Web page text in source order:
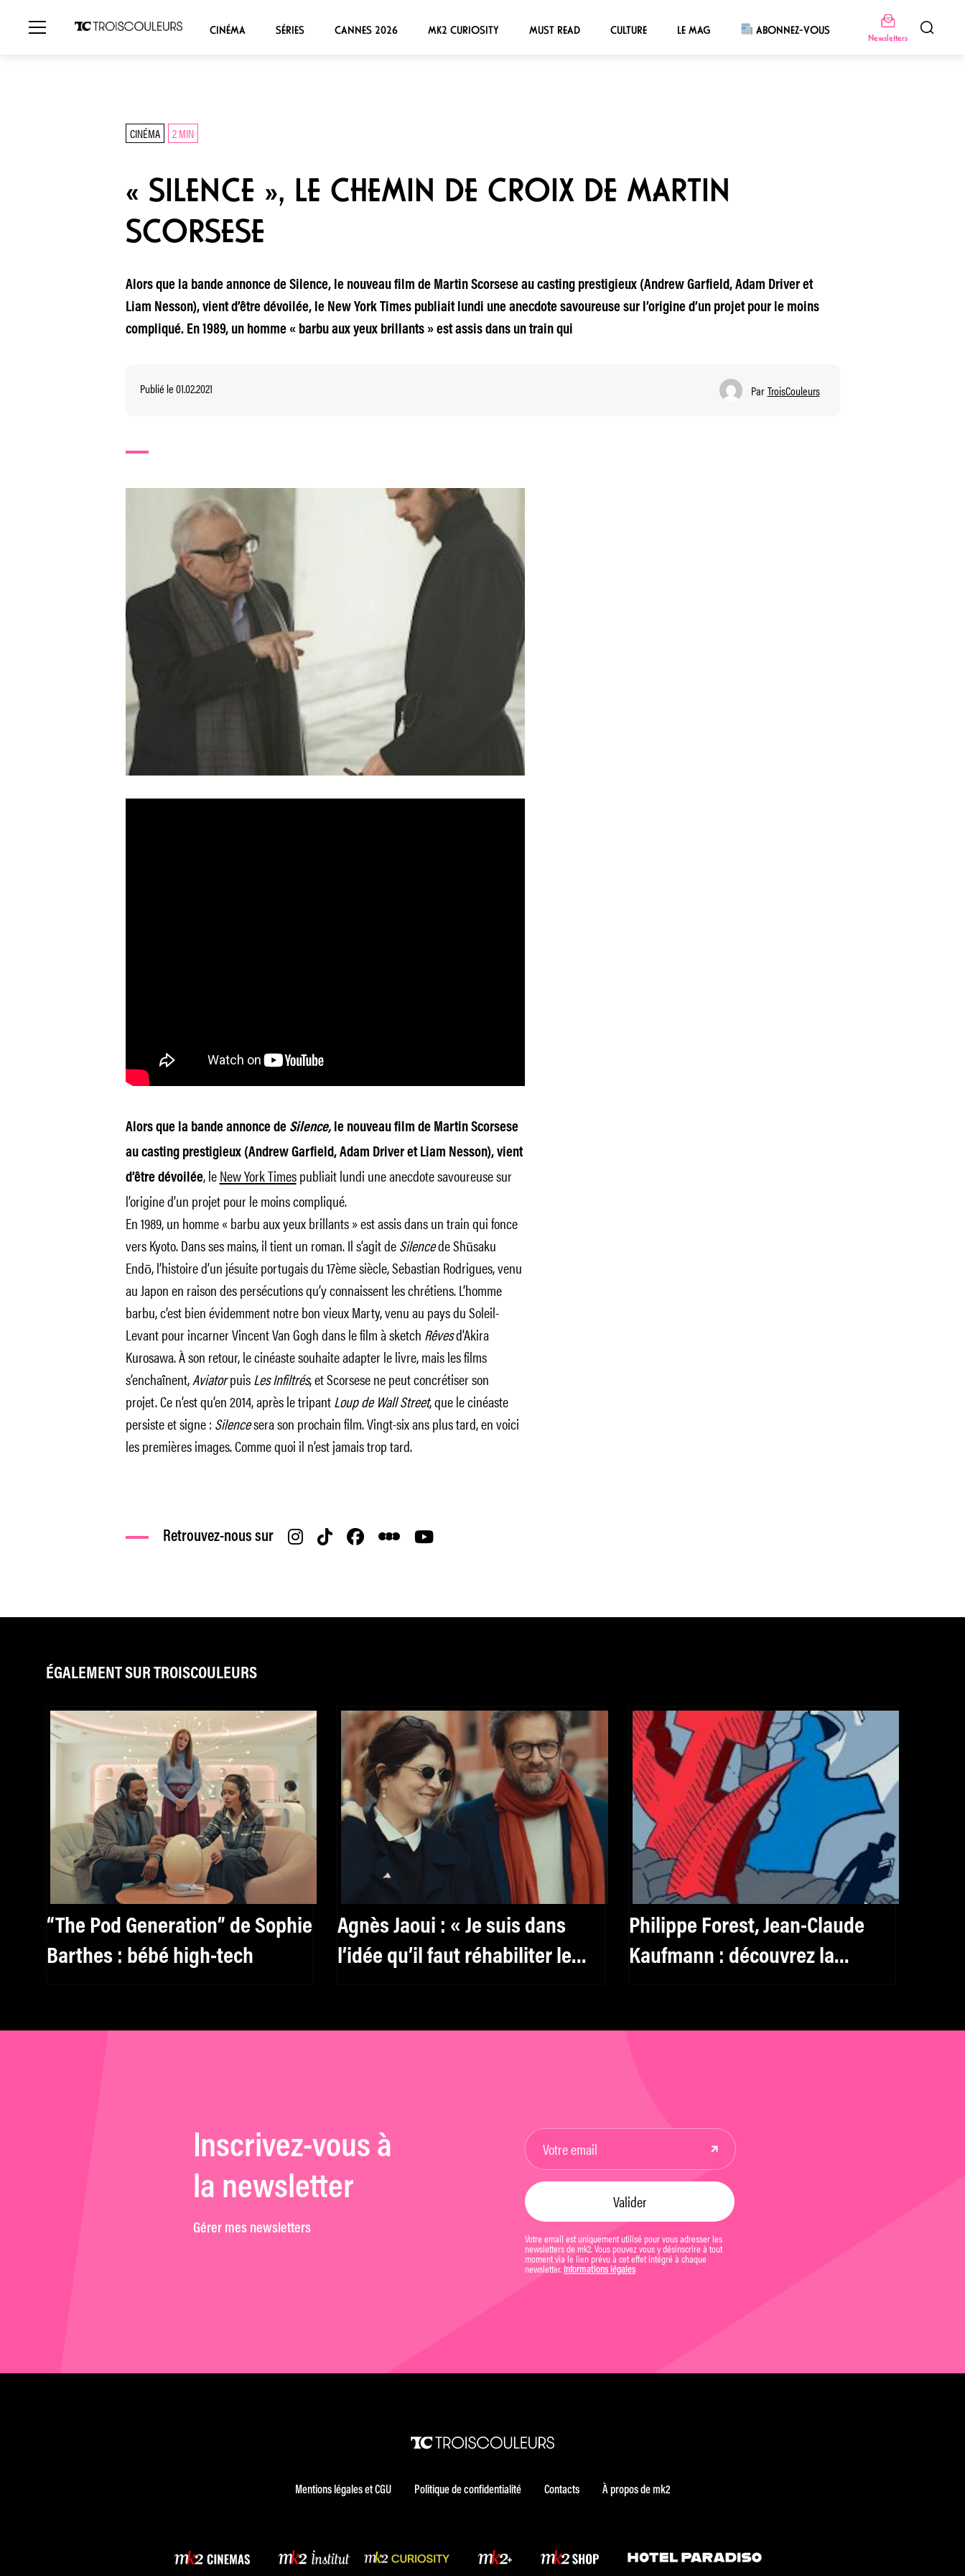
CINÉMA SÉRIES CANNES 2026 MK2 CURIOSITY MUST READ CULTURE LE MAG ABONNEZ-VOUS
Newsletters
CINÉMA 2 MIN
« SILENCE », LE CHEMIN DE CROIX DE MARTIN
SCORSESE
Alors que la bande annonce de Silence, le nouveau film de Martin Scorsese au casting prestigieux (Andrew Garfield, Adam Driver et
Liam Nesson), vient d’être dévoilée, le New York Times publiait lundi une anecdote savoureuse sur l’origine d’un projet pour le moins
compliqué. En 1989, un homme « barbu aux yeux brillants » est assis dans un train qui
Publié le 01.02.2021 Par TroisCouleurs
Alors que la bande annonce de Silence,le nouveau film de Martin Scorsese
au casting prestigieux (Andrew Garfield, Adam Driver et Liam Nesson), vient
d’être dévoilée, leNew York Timespubliait lundi une anecdote savoureuse sur
l’origine d’un projet pour le moins compliqué.
En 1989, un homme « barbu aux yeux brillants » est assis dans un train qui fonce
vers Kyoto. Dans ses mains, il tient un roman. Il s’agit deSilencede Shūsaku
Endō, l’histoire d’un jésuite portugais du 17ème siècle, Sebastian Rodrigues, venu
au Japon en raison des persécutions qu’y connaissent les chrétiens. L’homme
barbu, c’est bien évidemment notre bon vieux Marty, venu au pays du Soleil-
Levant pour incarner Vincent Van Gogh dans le film à sketch Rêvesd’Akira
Kurosawa. À son retour, le cinéaste souhaite adapter le livre, mais les films
s’enchaînent,AviatorpuisLes Infiltrés, et Scorsese ne peut concrétiser son
projet. Ce n’est qu’en 2014, après le tripantLoup de Wall Street, que le cinéaste
persiste et signe : Silencesera son prochain film. Vingt-six ans plus tard, en voici
les premières images. Comme quoi il n’est jamais trop tard.
Retrouvez-nous sur
ÉGALEMENT SUR TROISCOULEURS
“The Pod Generation” de Sophie
Barthes : bébé high-tech
Agnès Jaoui : « Je suis dans
l’idée qu’il faut réhabiliter le
Philippe Forest, Jean-Claude
Kaufmann : découvrez la
Inscrivez-vous à
la newsletter
Gérer mes newsletters
Votre email est uniquement utilisé pour vous adresser les
newsletters de mk2. Vous pouvez vous y désinscrire à tout
moment via le lien prévu à cet effet intégré à chaque
newsletter. Informations légales
Mentions légales et CGU Politique de confidentialité Contacts À propos de mk2